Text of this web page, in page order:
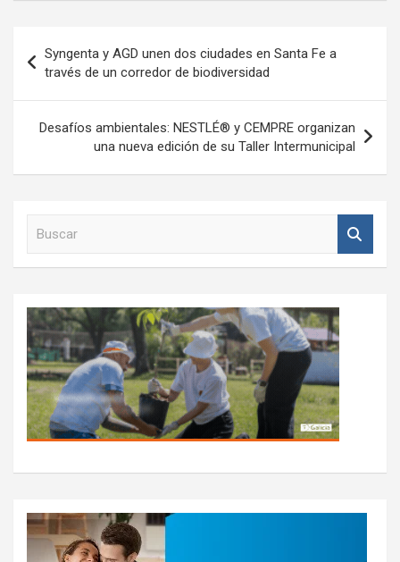
de
entradas
Syngenta y AGD unen dos ciudades en Santa Fe a
través de un corredor de biodiversidad
Desafíos ambientales: NESTLÉ® y CEMPRE organizan
una nueva edición de su Taller Intermunicipal
r